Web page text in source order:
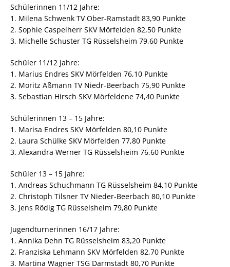
Schülerinnen 11/12 Jahre:
1. Milena Schwenk TV Ober-Ramstadt 83,90 Punkte
2. Sophie Caspelherr SKV Mörfelden 82,50 Punkte
3. Michelle Schuster TG Rüsselsheim 79,60 Punkte
Schüler 11/12 Jahre:
1. Marius Endres SKV Mörfelden 76,10 Punkte
2. Moritz Aßmann TV Niedr-Beerbach 75,90 Punkte
3. Sebastian Hirsch SKV Mörfeldene 74,40 Punkte
Schülerinnen 13 – 15 Jahre:
1. Marisa Endres SKV Mörfelden 80,10 Punkte
2. Laura Schülke SKV Mörfelden 77,80 Punkte
3. Alexandra Werner TG Rüsselsheim 76,60 Punkte
Schüler 13 – 15 Jahre:
1. Andreas Schuchmann TG Rüsselsheim 84,10 Punkte
2. Christoph Tilsner TV Nieder-Beerbach 80,10 Punkte
3. Jens Rödig TG Rüsselsheim 79,80 Punkte
Jugendturnerinnen 16/17 Jahre:
1. Annika Dehn TG Rüsselsheim 83,20 Punkte
2. Franziska Lehmann SKV Mörfelden 82,70 Punkte
3. Martina Wagner TSG Darmstadt 80,70 Punkte